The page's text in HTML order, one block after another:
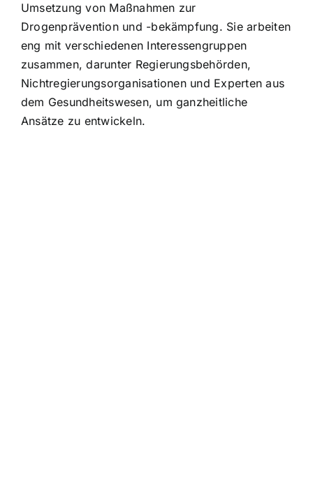
Umsetzung von Maßnahmen zur
Drogenprävention und -bekämpfung. Sie arbeiten
eng mit verschiedenen Interessengruppen
zusammen, darunter Regierungsbehörden,
Nichtregierungsorganisationen und Experten aus
dem Gesundheitswesen, um ganzheitliche
Ansätze zu entwickeln.